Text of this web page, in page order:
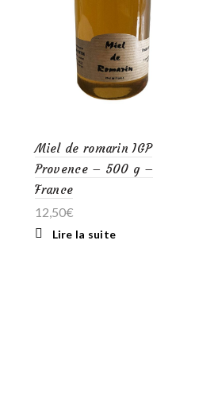
Miel de romarin IGP
Provence – 500 g –
France
12,50€
Lire la suite